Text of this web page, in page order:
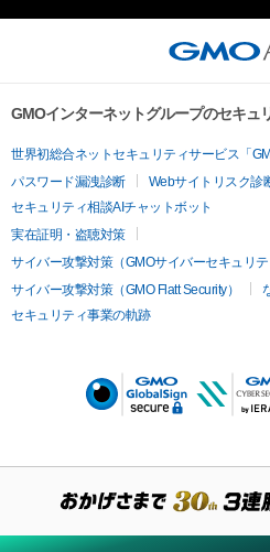
GMOインターネットグループのセキュ
世界初総合ネットセキュリティサービス「
パスワード漏洩診断
Webサイトリスク診
セキュリティ相談AIチャットボット
実在証明・盗聴対策
サイバー攻撃対策（GMOサイバーセキュリテ
サイバー攻撃対策（GMO Flatt Security）
セキュリティ事業の軌跡